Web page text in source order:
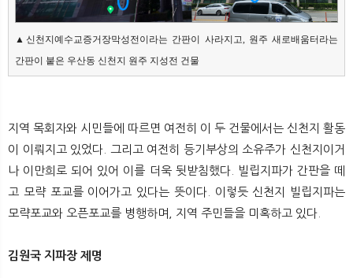
▲신천지예수교증거장막성전이라는 간판이 사라지고, 원주 새로배움터라는
간판이 붙은 우산동 신천지 원주 지성전 건물
지역 목회자와 시민들에 따르면 여전히 이 두 건물에서는 신천지 활동
이 이뤄지고 있었다. 그리고 여전히 등기부상의 소유주가 신천지이거
나 이만희로 되어 있어 이를 더욱 뒷받침했다. 빌립지파가 간판을 떼
고 모략 포교를 이어가고 있다는 뜻이다. 이렇듯 신천지 빌립지파는
모략포교와 오픈포교를 병행하며, 지역 주민들을 미혹하고 있다.
김원국 지파장 제명